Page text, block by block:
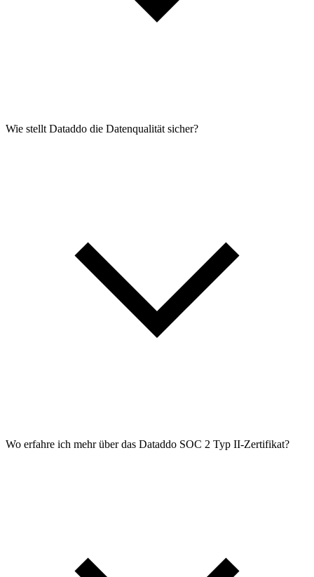
Wie stellt Dataddo die Datenqualität sicher?
Wo erfahre ich mehr über das Dataddo SOC 2 Typ II-Zertifikat?